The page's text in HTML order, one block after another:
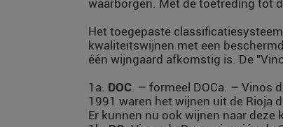
waarborgen. Met de toetreding tot
Het toegepaste
kwaliteitswijnen met een
één wijngaard afkomstig is. De
1a. DOC. – formeel DOCa. – Vinos
1991 waren het wijnen uit de Rioja
Er kunnen nu ook wijnen naar